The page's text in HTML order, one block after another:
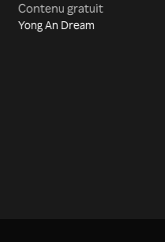
Contenu gratuit
Yong An Dream